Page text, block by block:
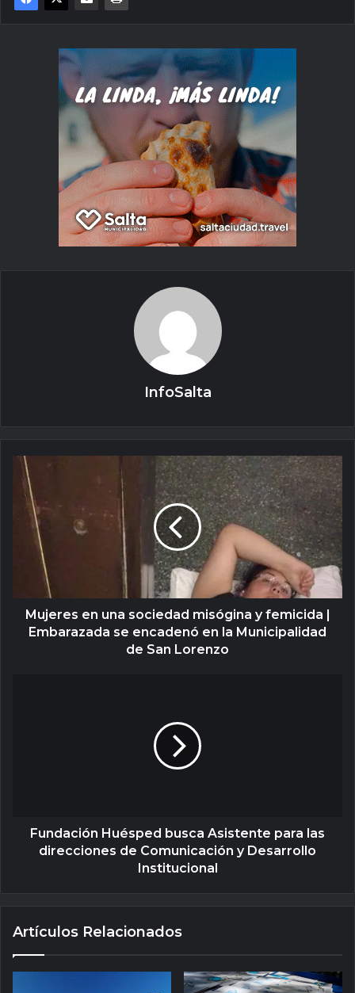
InfoSalta
Mujeres en una sociedad misógina y femicida |
Embarazada se encadenó en la Municipalidad
de San Lorenzo
Fundación Huésped busca Asistente para las
direcciones de Comunicación y Desarrollo
Institucional
Artículos Relacionados